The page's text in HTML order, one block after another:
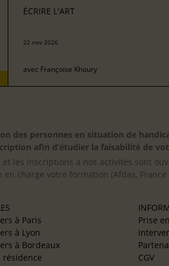
ÉCRIRE L'ART
22 nov 2026
avec Françoise Khoury
des personnes en situation de
afin d’étudier la faisabilité de
et les inscriptions à nos activités sont
charge votre formation (Afdas,
à Paris
à Lyon
à Bordeaux
résidence
Prise
CGV